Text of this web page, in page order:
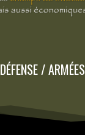
DÉFENSE / ARMÉES